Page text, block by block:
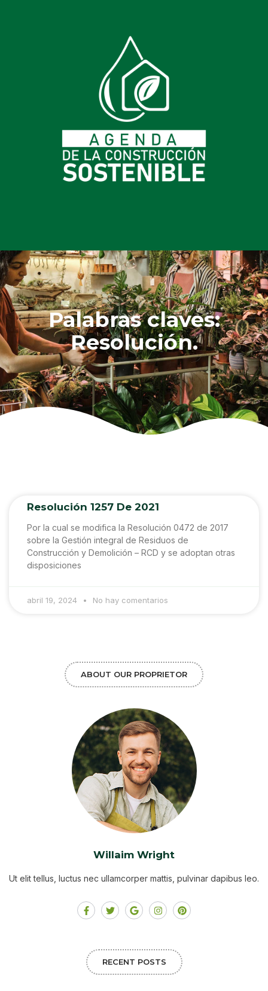
Palabras claves:
Resolución.
Resolución 1257 De 2021
Por la cual se modifica la Resolución 0472 de 2017
sobre la Gestión integral de Residuos de
Construcción y Demolición – RCD y se adoptan otras
disposiciones
abril 19, 2024 No hay comentarios
ABOUT OUR PROPRIETOR
Willaim Wright
Ut elit tellus, luctus nec ullamcorper mattis, pulvinar dapibus leo.
RECENT POSTS